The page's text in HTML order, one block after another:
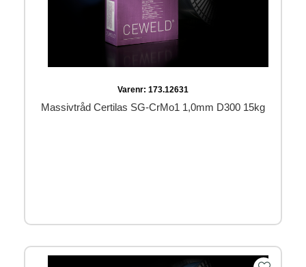
Varenr: 173.12631
Massivtråd Certilas SG-CrMo1 1,0mm D300 15kg